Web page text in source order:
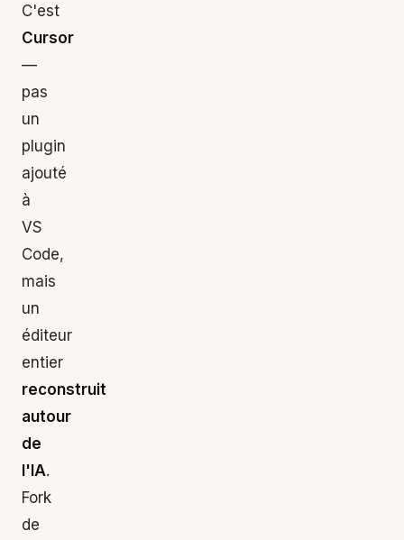
C'est
Cursor
—
pas
un
plugin
ajouté
à
VS
Code,
mais
un
éditeur
entier
reconstruit
autour
de
l'IA.
Fork
de